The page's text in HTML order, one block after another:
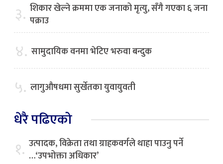
३. शिकार खेल्ने क्रममा एक जनाको मृत्यु, सँगै गएका ६ जना
पक्राउ
४. सामुदायिक वनमा भेटिए भरुवा बन्दुक
५. लागुऔषधमा सुर्खेतका युवायुवती
धेरै पढिएको
१. उत्पादक, विक्रेता तथा ग्राहकवर्गले थाहा पाउनु पर्ने
…‘उपभोक्ता अधिकार’